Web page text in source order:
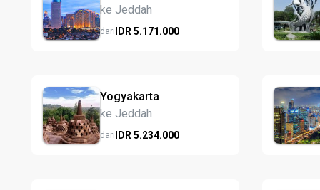
ke Jeddah
dariIDR 5.171.000
Yogyakarta
ke Jeddah
dariIDR 5.234.000